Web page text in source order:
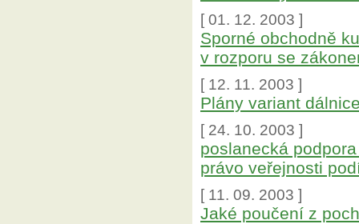
[ 01. 12. 2003 ]
Sporné obchodně
v rozporu se
[ 12. 11. 2003 ]
Plány variant
[ 24. 10. 2003 ]
poslanecká
právo veřejnosti
[ 11. 09. 2003 ]
Jaké poučení z